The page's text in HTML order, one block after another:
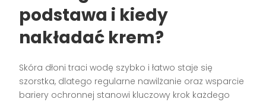
podstawa i kiedy
nakładać krem?
Skóra dłoni traci wodę szybko i łatwo staje się
szorstka, dlatego regularne nawilżanie oraz wsparcie
bariery ochronnej stanowi kluczowy krok każdego